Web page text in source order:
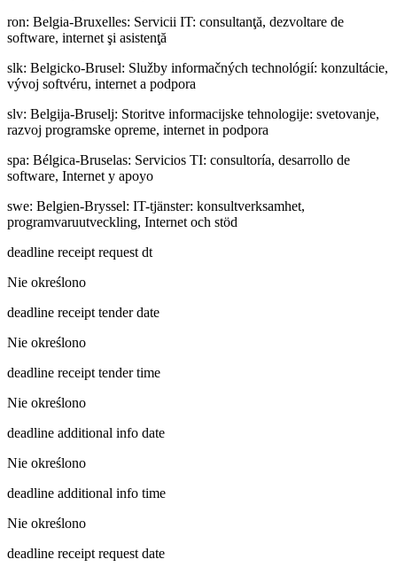
ron: Belgia-Bruxelles: Servicii IT: consultanţă, dezvoltare de
software, internet şi asistenţă
slk: Belgicko-Brusel: Služby informačných technológií: konzultácie,
vývoj softvéru, internet a podpora
slv: Belgija-Bruselj: Storitve informacijske tehnologije: svetovanje,
razvoj programske opreme, internet in podpora
spa: Bélgica-Bruselas: Servicios TI: consultoría, desarrollo de
software, Internet y apoyo
swe: Belgien-Bryssel: IT-tjänster: konsultverksamhet,
programvaruutveckling, Internet och stöd
deadline receipt request dt
Nie określono
deadline receipt tender date
Nie określono
deadline receipt tender time
Nie określono
deadline additional info date
Nie określono
deadline additional info time
Nie określono
deadline receipt request date